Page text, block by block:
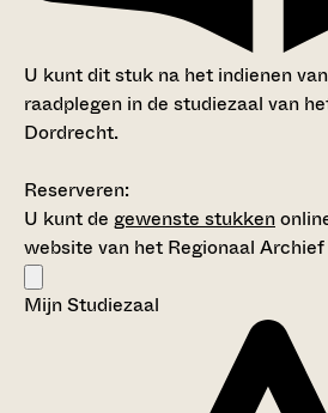
U kunt dit stuk na het indienen
raadplegen in de studiezaal van
Dordrecht.
Reserveren:
U kunt de gewenste stukken
website van het Regionaal
Mijn Studiezaal